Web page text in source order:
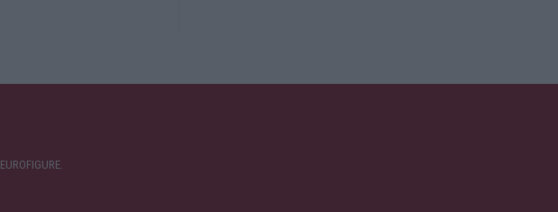
EUROFIGURE.